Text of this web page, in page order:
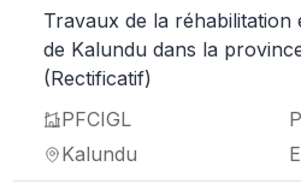
Travaux de la
de Kalundu dans la
(Rectificatif)
PFCIGL
Kalundu